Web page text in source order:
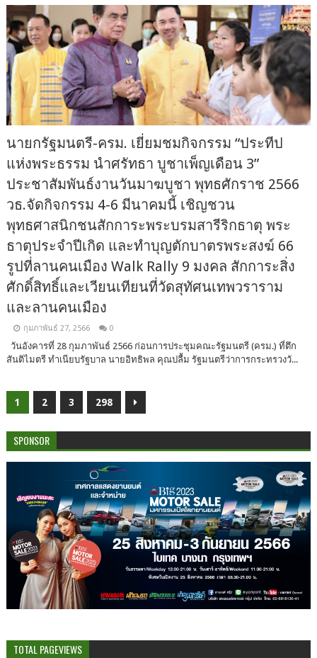
นายกรัฐมนตรี-ครม. เยี่ยมชมกิจกรรม “ประทีป
แห่งพระธรรม นำศรัทธา บูชาเพ็ญเดือน 3”
ประชาสัมพันธ์งานวันมาฆบูชา พุทธศักราช 2566
วธ.จัดกิจกรรม 4-6 มีนาคมนี้ เชิญชวน
พุทธศาสนิกชนสักการะพระบรมสารีริกธาตุ พระ
ธาตุประจำปีเกิด และทำบุญตักบาตรพระสงฆ์ 66
รูปที่ลานคนเมือง Walk Rally 9 มงคล สักการะสิ่ง
ศักดิ์สิทธิ์และเวียนเทียนที่วัดสุทัศนเทพวราราม
และลานคนเมือง
กุมภาพันธ์ 27, 2566 0
วันอังคารที่ 28 กุมภาพันธ์ 2566 ก่อนการประชุมคณะรัฐมนตรี (ครม.) ที่ตึก
สันติไมตรี ทำเนียบรัฐบาล นายอิทธิพล คุณปลื้ม รัฐมนตรีว่าการกระทรวงวั...
1 2 3 298
SPONSOR
TOTAL PAGEVIEWS